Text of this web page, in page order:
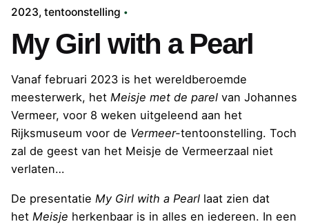
2023 tentoonstelling
My Girl with a Pearl
Vanaf februari 2023 is het wereldberoemde
meesterwerk, het Meisje met de parel van Johannes
Vermeer, voor 8 weken uitgeleend aan het
Rijksmuseum voor de Vermeer-tentoonstelling. Toch
zal de geest van het Meisje de Vermeerzaal niet
verlaten…
De presentatie My Girl with a Pearl laat zien dat
het Meisje herkenbaar is in alles en iedereen. In een